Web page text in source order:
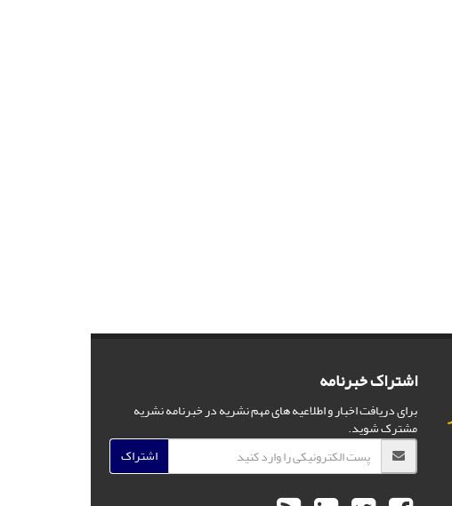
اشتراک خبرنامه
برای دریافت اخبار و اطلاعیه های مهم نشریه در خبرنامه نشریه
مشترک شوید.
اشتراک